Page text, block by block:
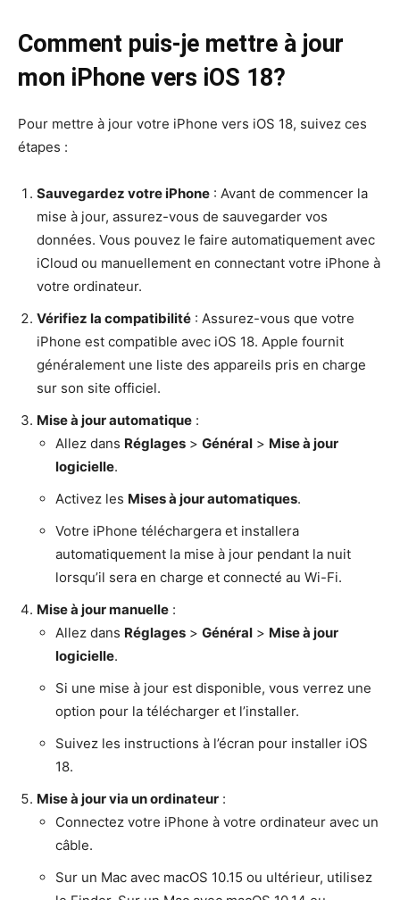
Comment puis-je mettre à jour
mon iPhone vers iOS 18?
Pour mettre à jour votre iPhone vers iOS 18, suivez ces
étapes :
Sauvegardez votre iPhone : Avant de commencer la
mise à jour, assurez-vous de sauvegarder vos
données. Vous pouvez le faire automatiquement avec
iCloud ou manuellement en connectant votre iPhone à
votre ordinateur.
Vérifiez la compatibilité : Assurez-vous que votre
iPhone est compatible avec iOS 18. Apple fournit
généralement une liste des appareils pris en charge
sur son site officiel.
Mise à jour automatique :
Allez dans Réglages > Général > Mise à jour
logicielle.
Activez les Mises à jour automatiques.
Votre iPhone téléchargera et installera
automatiquement la mise à jour pendant la nuit
lorsqu’il sera en charge et connecté au Wi-Fi.
Mise à jour manuelle :
Allez dans Réglages > Général > Mise à jour
logicielle.
Si une mise à jour est disponible, vous verrez une
option pour la télécharger et l’installer.
Suivez les instructions à l’écran pour installer iOS
18.
Mise à jour via un ordinateur :
Connectez votre iPhone à votre ordinateur avec un
câble.
Sur un Mac avec macOS 10.15 ou ultérieur, utilisez